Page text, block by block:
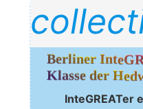
Klasse der
Inte­GREA­Ter